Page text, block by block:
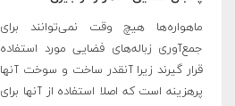
ماهواره‌ها هیچ وقت نمی‌توانند برای
جمع‌آوری زباله‌های فضایی مورد استفاده
قرار گیرند زیرا آنقدر ساخت و سوخت‌ آنها
پرهزینه است که اصلا استفاده از آنها برای